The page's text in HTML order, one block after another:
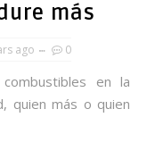
más
ago 0
en la
quien más o quien